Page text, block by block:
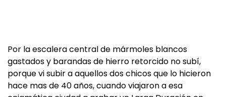
Por la escalera central de mármoles blancos
gastados y barandas de hierro retorcido no subí,
porque vi subir a aquellos dos chicos que lo hicieron
hace mas de 40 años, cuando viajaron a esa